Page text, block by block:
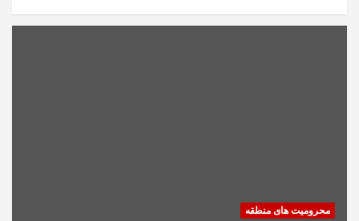
محرومیت های منطقه